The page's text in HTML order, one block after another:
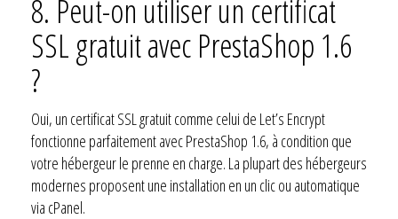
8. Peut-on utiliser un certificat
SSL gratuit avec PrestaShop 1.6
?
Oui, un certificat SSL gratuit comme celui de Let’s Encrypt
fonctionne parfaitement avec PrestaShop 1.6, à condition que
votre hébergeur le prenne en charge. La plupart des hébergeurs
modernes proposent une installation en un clic ou automatique
via cPanel.